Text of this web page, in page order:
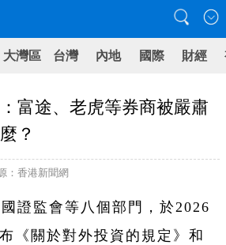
大灣區 台灣 內地 國際 財經
富途、老虎等券商被嚴肅
？
：香港新聞網
證監會等八個部門，於2026
《關於對外投資的規定》和